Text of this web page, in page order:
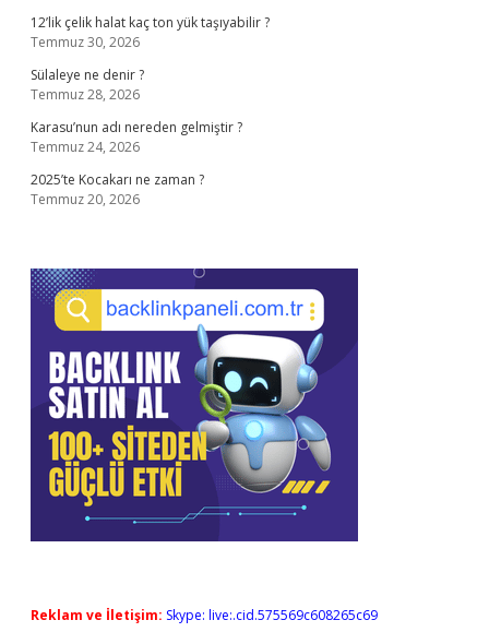
12’lik çelik halat kaç ton yük taşıyabilir ?
Temmuz 30, 2026
Sülaleye ne denir ?
Temmuz 28, 2026
Karasu’nun adı nereden gelmiştir ?
Temmuz 24, 2026
2025’te Kocakarı ne zaman ?
Temmuz 20, 2026
Reklam ve İletişim: Skype: live:.cid.575569c608265c69